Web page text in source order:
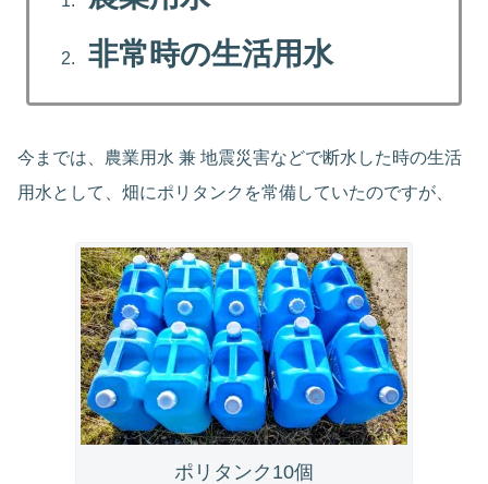
非常時の生活用水
今までは、農業用水 兼 地震災害などで断水した時の生活
用水として、畑にポリタンクを常備していたのですが、
ポリタンク10個